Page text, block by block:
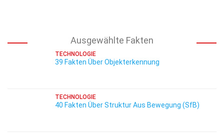
Ausgewählte Fakten
TECHNOLOGIE
39 Fakten Über Objekterkennung
TECHNOLOGIE
40 Fakten Über Struktur Aus Bewegung (SfB)